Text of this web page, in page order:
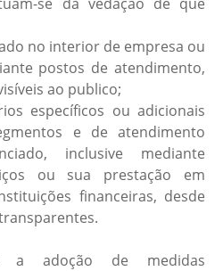
no interior de empresa ou
postos de atendimento,
ao publico;
específicos ou adicionais
e de atendimento
inclusive mediante
ou sua prestação em
financeiras, desde
adoção de medidas